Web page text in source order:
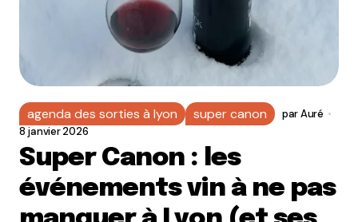
agenda des sorties à lyon super canon parAuré
8 janvier 2026
Super Canon : les
événements vin à ne pas